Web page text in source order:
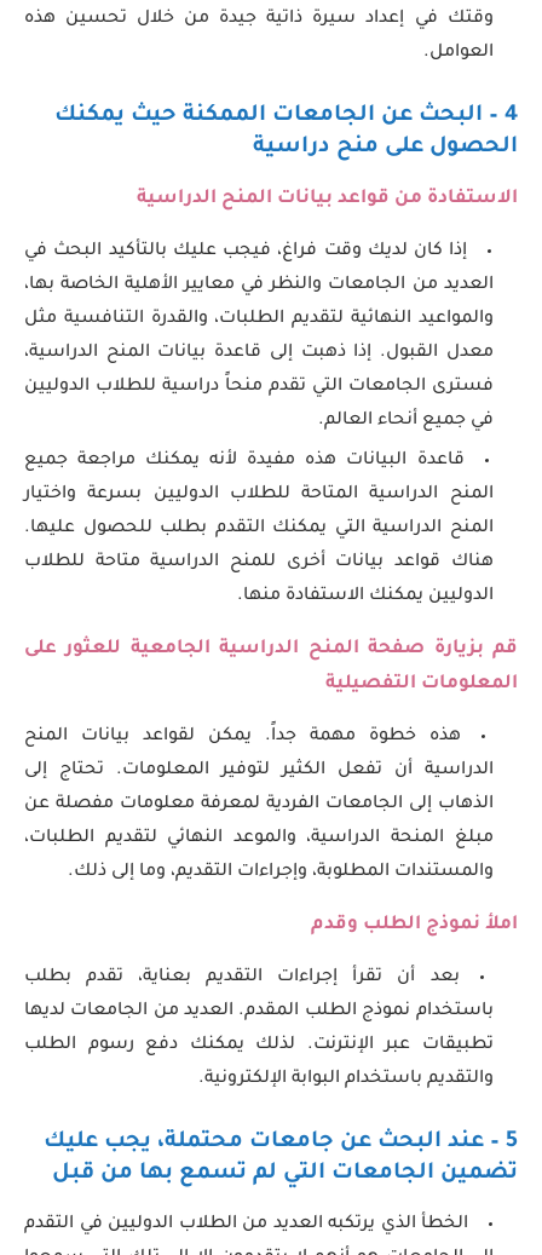
وقتك في إعداد سيرة ذاتية جيدة من خلال تحسين هذه
العوامل.
4 – البحث عن الجامعات الممكنة حيث يمكنك
الحصول على منح دراسية
الاستفادة من قواعد بيانات المنح الدراسية
إذا كان لديك وقت فراغ، فيجب عليك بالتأكيد البحث في
العديد من الجامعات والنظر في معايير الأهلية الخاصة بها،
والمواعيد النهائية لتقديم الطلبات، والقدرة التنافسية مثل
معدل القبول. إذا ذهبت إلى قاعدة بيانات المنح الدراسية،
فسترى الجامعات التي تقدم منحاً دراسية للطلاب الدوليين
في جميع أنحاء العالم.
قاعدة البيانات هذه مفيدة لأنه يمكنك مراجعة جميع
المنح الدراسية المتاحة للطلاب الدوليين بسرعة واختيار
المنح الدراسية التي يمكنك التقدم بطلب للحصول عليها.
هناك قواعد بيانات أخرى للمنح الدراسية متاحة للطلاب
الدوليين يمكنك الاستفادة منها.
قم بزيارة صفحة المنح الدراسية الجامعية للعثور على
المعلومات التفصيلية
هذه خطوة مهمة جداً. يمكن لقواعد بيانات المنح
الدراسية أن تفعل الكثير لتوفير المعلومات. تحتاج إلى
الذهاب إلى الجامعات الفردية لمعرفة معلومات مفصلة عن
مبلغ المنحة الدراسية، والموعد النهائي لتقديم الطلبات،
والمستندات المطلوبة، وإجراءات التقديم، وما إلى ذلك.
املأ نموذج الطلب وقدم
بعد أن تقرأ إجراءات التقديم بعناية، تقدم بطلب
باستخدام نموذج الطلب المقدم. العديد من الجامعات لديها
تطبيقات عبر الإنترنت. لذلك يمكنك دفع رسوم الطلب
والتقديم باستخدام البوابة الإلكترونية.
5 – عند البحث عن جامعات محتملة، يجب عليك
تضمين الجامعات التي لم تسمع بها من قبل
الخطأ الذي يرتكبه العديد من الطلاب الدوليين في التقدم